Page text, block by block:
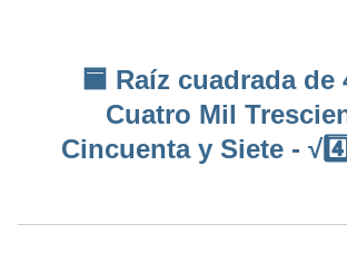
🟦 Raíz cuadrada de
Cuatro Mil
Cincuenta y Siete -